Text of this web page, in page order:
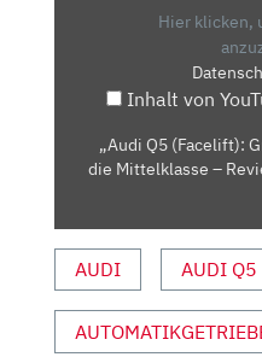
ITTELKLASSE –
UTO M
OTOR U
ND S
PORT“ V
Hier klicken,
Inhalt von
„Audi Q5 (Facelift):
die Mittelklasse –
AUDI AUDI Q5